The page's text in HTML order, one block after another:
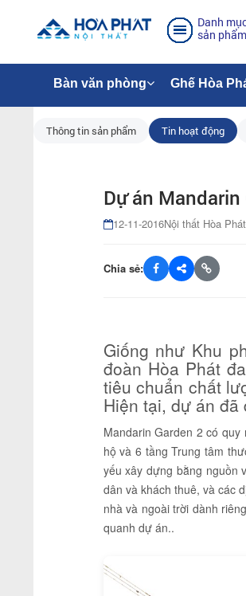
Danh
sản phẩm
Bàn văn phòng Ghế Hòa
Thông tin sản phẩm Tin hoạt động
Dự án
12-11-2016Nội thất Hòa Phát
Chia sẻ:
Giống như Khu
đoàn Hòa Phát
tiêu chuẩn chất
Hiện tại, dự án
Mandarin Garden 2 có
hộ và 6 tầng Trung tâm
yếu xây dựng bằng nguồn
dân và khách thuê, và các
nhà và ngoài trời dành
quanh dự án..